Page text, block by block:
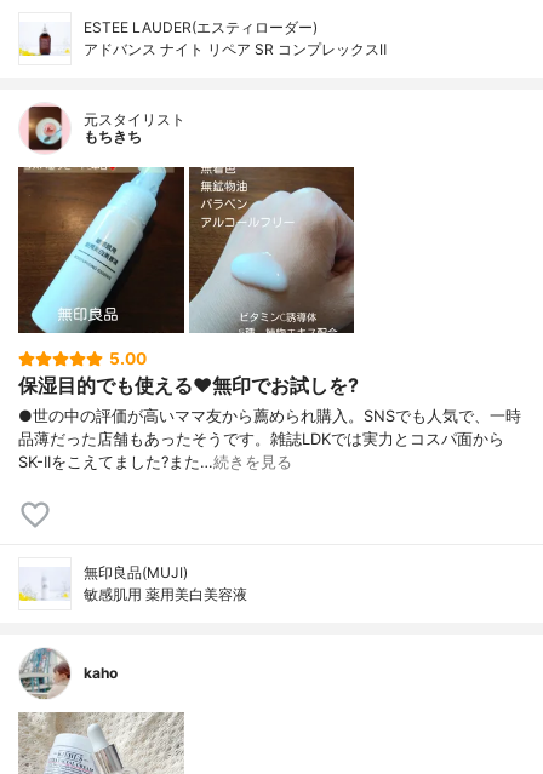
ESTEE LAUDER(エスティローダー)
アドバンス ナイト リペア SR コンプレックスⅡ
元スタイリスト
もちきち
5.00
保湿目的でも使える♥️無印でお試しを?
●世の中の評価が高いママ友から薦められ購入。SNSでも人気で、一時
品薄だった店舗もあったそうです。雑誌LDKでは実力とコスパ面から
SK-IIをこえてました?また…続きを見る
無印良品(MUJI)
敏感肌用 薬用美白美容液
kaho